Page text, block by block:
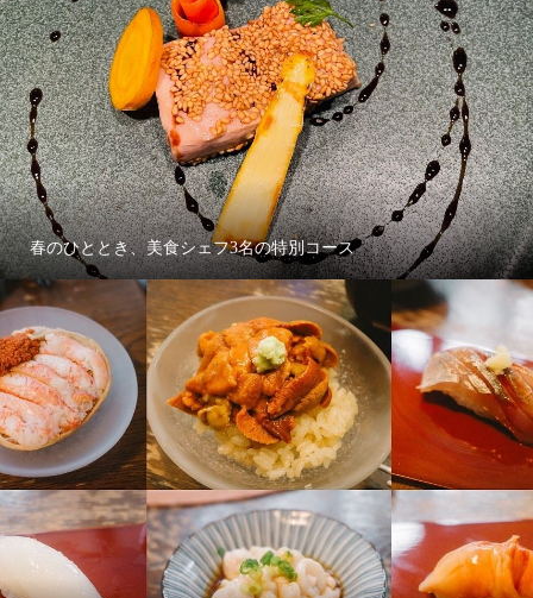
春のひととき、美食シェフ3名の特別コース